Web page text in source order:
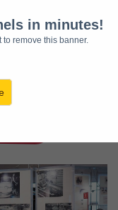
in minutes!
remove this banner.
le